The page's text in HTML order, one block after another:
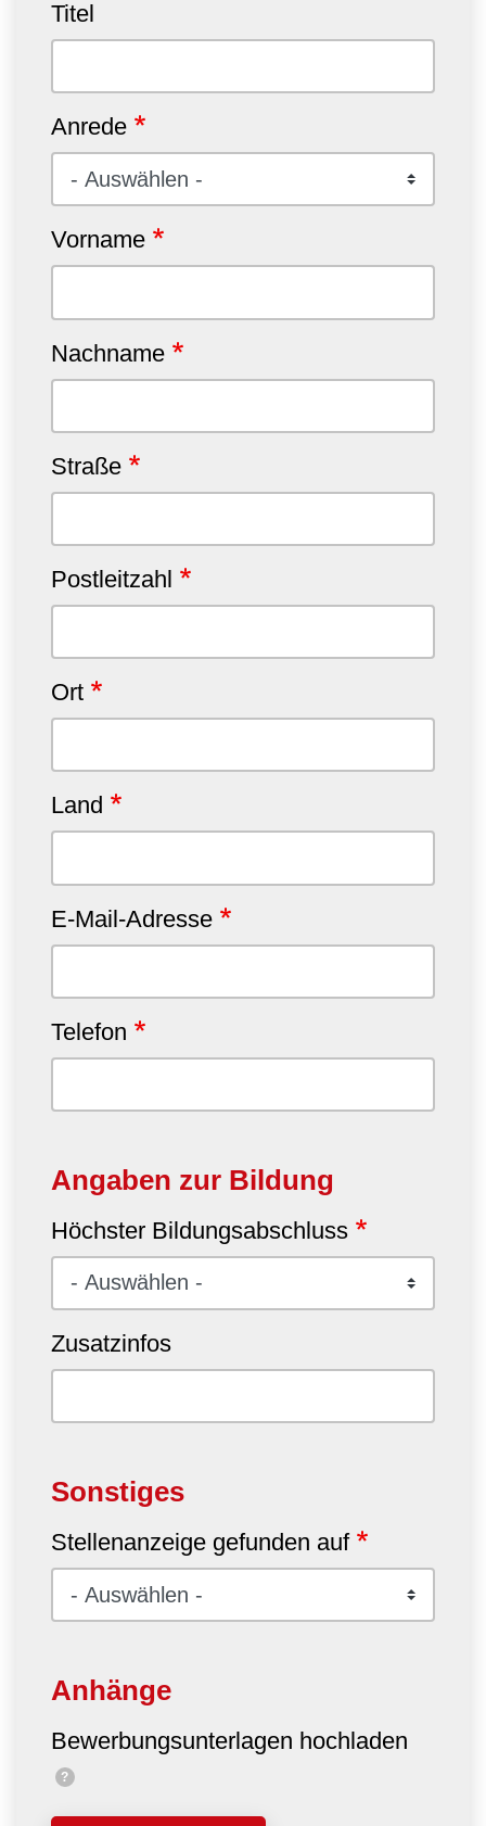
Titel
Anrede
Vorname
Nachname
Straße
Postleitzahl
Ort
Land
E-Mail-Adresse
Telefon
Angaben zur Bildung
Höchster Bildungsabschluss
Zusatzinfos
Sonstiges
Stellenanzeige gefunden auf
Anhänge
Bewerbungsunterlagen hochladen
?